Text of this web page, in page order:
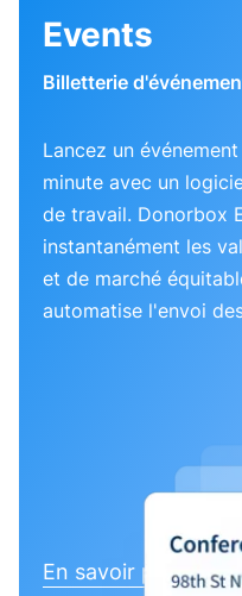
Events
Billetterie
Lancez un
minute avec un
de travail. Donorbox
instantanément les
et de marché
automatise l'envoi
En savoir plus